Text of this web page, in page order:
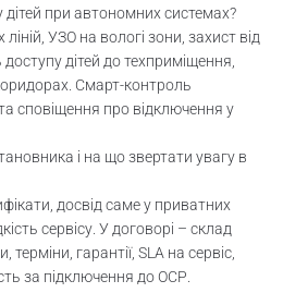
дітей при автономних системах?
УЗО на вологі зони, захист від
доступу дітей до техприміщення,
Смарт-контроль
сповіщення про відключення у
і на що звертати увагу в
досвід саме у приватних
сервісу. У договорі – склад
гарантії, SLA на сервіс,
за підключення до ОСР.